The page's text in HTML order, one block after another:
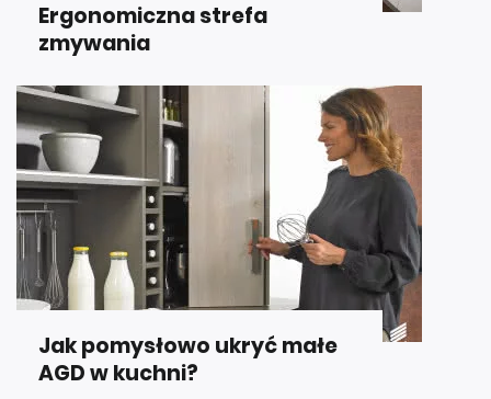
Ergonomiczna strefa
zmywania
Jak pomysłowo ukryć małe
AGD w kuchni?